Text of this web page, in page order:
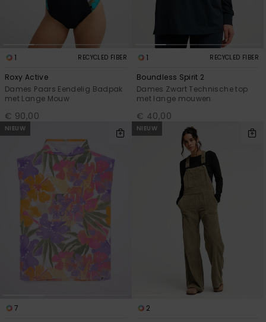
1 RECYCLED FIBER
Roxy Active
Dames Paars Eendelig Badpak
met Lange Mouw
€ 90,00
1 RECYCLED FIBER
Boundless Spirit 2
Dames Zwart Technische top
met lange mouwen
€ 40,00
NIEUW
7
NIEUW
2